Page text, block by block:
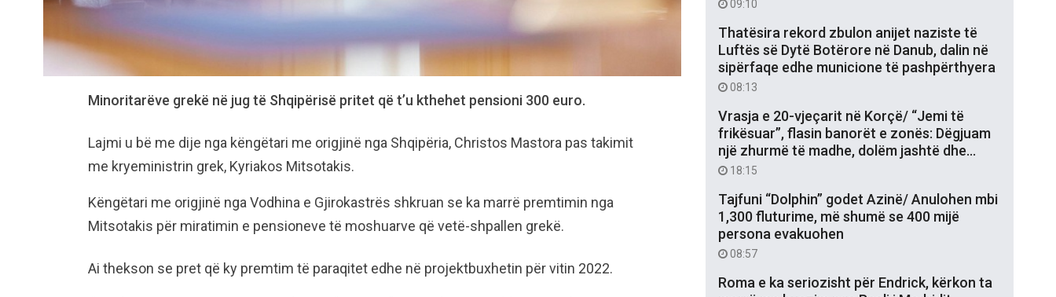
Minoritarëve grekë në jug të Shqipërisë pritet që t’u kthehet pensioni 300 euro.
Lajmi u bë me dije nga këngëtari me origjinë nga Shqipëria, Christos Mastora pas takimit
me kryeministrin grek, Kyriakos Mitsotakis.
Këngëtari me origjinë nga Vodhina e Gjirokastrës shkruan se ka marrë premtimin nga
Mitsotakis për miratimin e pensioneve të moshuarve që vetë-shpallen grekë.
Ai thekson se pret që ky premtim të paraqitet edhe në projektbuxhetin për vitin 2022.
09:10
Thatësira rekord zbulon anijet naziste të
Luftës së Dytë Botërore në Danub, dalin në
sipërfaqe edhe municione të pashpërthyera
08:13
Vrasja e 20-vjeçarit në Korçë/ “Jemi të
frikësuar”, flasin banorët e zonës: Dëgjuam
një zhurmë të madhe, dolëm jashtë dhe…
18:15
Tajfuni “Dolphin” godet Azinë/ Anulohen mbi
1,300 fluturime, më shumë se 400 mijë
persona evakuohen
08:57
Roma e ka seriozisht për Endrick, kërkon ta